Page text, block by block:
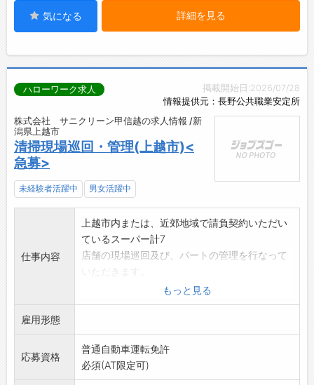
気になる 詳細を見る
掲載開始日:2026/07/28
情報提供元：長野公共職業安定所
ハローワーク求人
株式会社 サニクリーン甲信越の求人情報 /新
潟県上越市
清掃現場巡回・管理(上越市)<
急募>
未経験者活躍中 男女活躍中
仕事内容
上越市内または、近郊地域で請負契約いただい
ているスーパー計7
店舗の現場巡回及び、パートの管理を行なって
またパートのお休み欠員状況に応じて代務も行
なっていただきます
※未経験者でも丁寧に研修いたしますのでご安
心ください。
※社用車を使用します。
もっと見る
雇用形態
応募資格
普通自動車運転免許
必須(AT限定可)